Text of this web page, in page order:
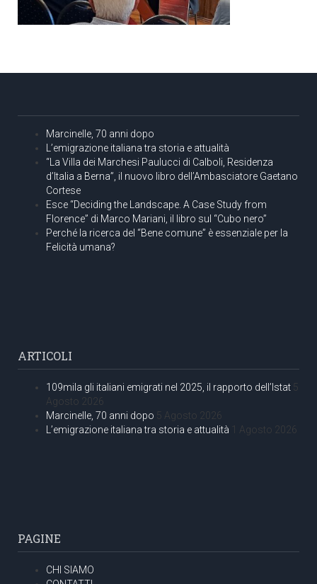
Marcinelle, 70 anni dopo
L’emigrazione italiana tra storia e attualità
“La Villa dei Marchesi Paulucci di Calboli, Residenza
d’Italia a Berna”, il nuovo libro dell’Ambasciatore Gaetano
Cortese
Esce “Deciding the Landscape. A Case Study from
Florence” di Marco Mariani, il libro sul “Cubo nero”
Perché la ricerca del “Bene comune” è essenziale per la
Felicità umana?
ARTICOLI
109mila gli italiani emigrati nel 2025, il rapporto dell’Istat 5
Agosto 2026
Marcinelle, 70 anni dopo 5 Agosto 2026
L’emigrazione italiana tra storia e attualità 1 Agosto 2026
PAGINE
CHI SIAMO